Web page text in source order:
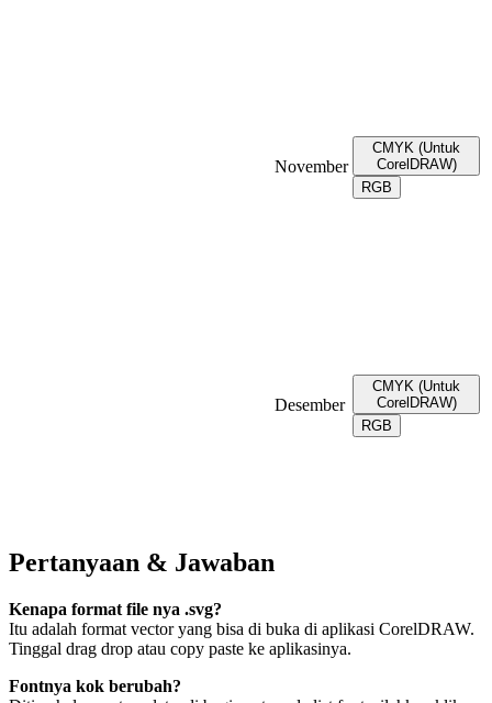
November
CMYK (Untuk
CorelDRAW)
RGB
Desember
CMYK (Untuk
CorelDRAW)
RGB
Pertanyaan & Jawaban
Kenapa format file nya .svg?
Itu adalah format vector yang bisa di buka di aplikasi CorelDRAW.
Tinggal drag drop atau copy paste ke aplikasinya.
Fontnya kok berubah?